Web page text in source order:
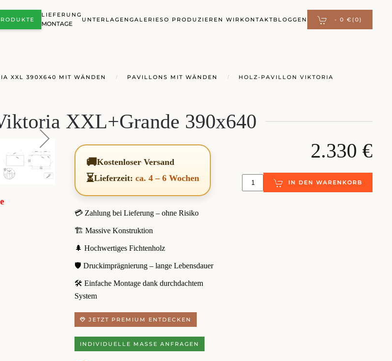
LIEFERUNG
MONTAGE
UNTERLAGEN GALERIESO PRODUZIEREN WIR KONTAKTBLOGGEN - 0 € (0)
XXL 390X640 MIT WÄNDEN PAVILLONS MIT WÄNDEN
HOLZ-PAVILLON VIKTORIA
XXL+Grande 390x640
🚚Kostenloser Versand
⏳Lieferzeit: ca. 4 – 6 Wochen
💳 Zahlung bei Lieferung – ohne Risiko
🏗️ Massive Konstruktion
🌲 Hochwertiges Fichtenholz
🛡️ Druckimprägnierung – lange Lebensdauer
🛠️ Einfache Montage dank durchdachtem
System
JETZT PREMIUM ENTDECKEN
INDIVIDUELLE MASSE ANFRAGEN
2.330 €
IN DEN WARENKORB